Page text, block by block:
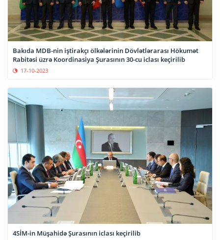
Bakıda MDB-nin iştirakçı ölkələrinin Dövlətlərarası Hökumət
Rabitəsi üzrə Koordinasiya Şurasının 30-cu iclası keçirilib
17-10-2023
4SİM-in Müşahidə Şurasının iclası keçirilib